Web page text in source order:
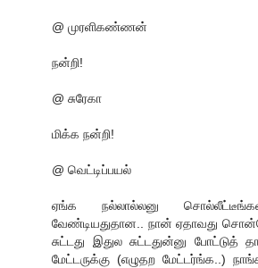
@ முரளிகண்ணன்
நன்றி!
@ சுரேகா
மிக்க நன்றி!
@ வெட்டிப்பயல்
ஏங்க நல்லால்லனு
வேண்டியதுதான.. நான் ஏதாவது
சுட்டது இதுல சுட்டதுன்னு போட்டுத்
மேட்டருக்கு (எழுதற மேட்டர்ங்க..)